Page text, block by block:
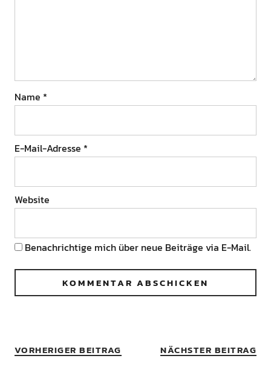
Name *
E-Mail-Adresse *
Website
Benachrichtige mich über neue Beiträge via E-Mail.
VORHERIGER BEITRAG NÄCHSTER BEITRAG